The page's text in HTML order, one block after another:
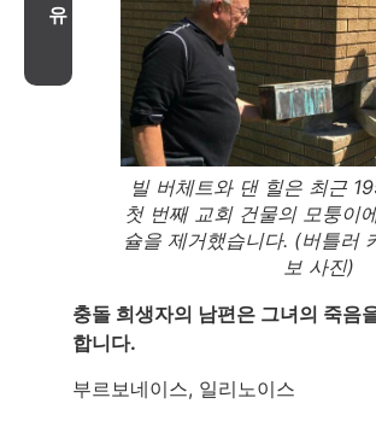
유
빌 버체트와 댄 힐은 최근
첫 번째 교회 건물의 모퉁이
슐을 제거했습니다. (버틀러
보 사진)
충돌 희생자의 남편은 그녀의 죽음
합니다.
부르보네이스, 일리노이스